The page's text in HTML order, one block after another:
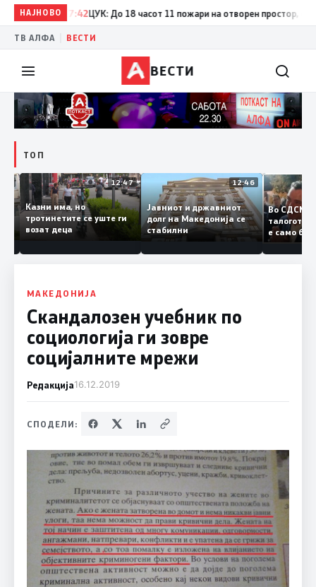
НАЈНОВО
17:42 ЦУК: До 18 часот 11 пожари на отворен простор, од кои
ТВ АЛФА ВЕСТИ
ВЕСТИ
ТОП
12:50
и
12:47
Казни има, но
тротинетите се уште ги
возат деца
12:46
Јавниот и државниот
долг на Македонија се
стабилни
Во
е само
копија
Заев
МАКЕДОНИЈА
Скандалозен учебник по
социологија ги зовре
социјалните мрежи
Редакција16.12.2019
СПОДЕЛИ: